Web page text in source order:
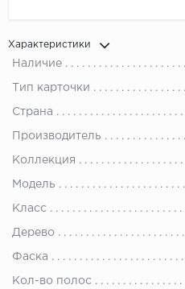
Характеристики
Наличие
Тип карточки
Страна
Производитель
Коллекция
Модель
Класс
Дерево
Фаска
Кол-во полос